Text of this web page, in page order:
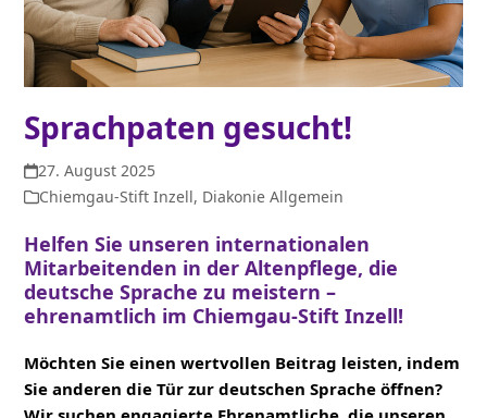
Sprachpaten gesucht!
27. August 2025
Chiemgau-Stift Inzell, Diakonie Allgemein
Helfen Sie unseren internationalen
Mitarbeitenden in der Altenpflege, die
deutsche Sprache zu meistern –
ehrenamtlich im Chiemgau-Stift Inzell!
Möchten Sie einen wertvollen Beitrag leisten, indem
Sie anderen die Tür zur deutschen Sprache öffnen?